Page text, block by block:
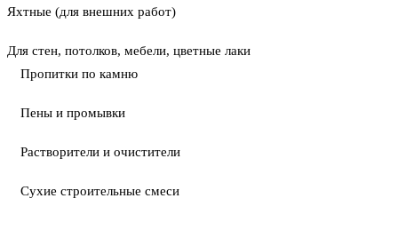
Яхтные (для внешних работ)
Для стен, потолков, мебели, цветные лаки
Пропитки по камню
Пены и промывки
Растворители и очистители
Сухие строительные смеси